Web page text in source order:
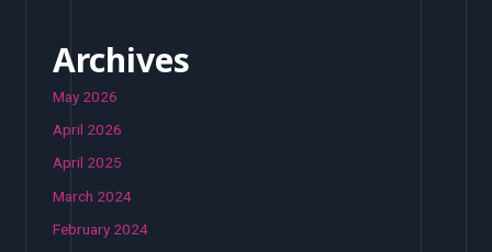
Archives
May 2026
April 2026
April 2025
March 2024
February 2024